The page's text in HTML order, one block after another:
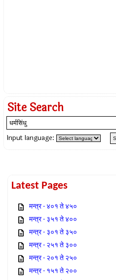
Site Search
Input language:
Latest Pages
मन्त्र - ४०१ ते ४५०
मन्त्र - ३५१ ते ४००
मन्त्र - ३०१ ते ३५०
मन्त्र - २५१ ते ३००
मन्त्र - २०१ ते २५०
मन्त्र - १५१ ते २००